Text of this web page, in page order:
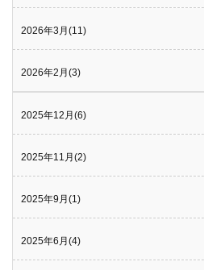
2026年3月(11)
2026年2月(3)
2025年12月(6)
2025年11月(2)
2025年9月(1)
2025年6月(4)